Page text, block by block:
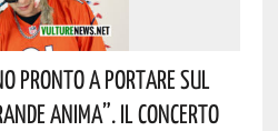
Pronto A Portare Sul
Anima”. Il Concerto